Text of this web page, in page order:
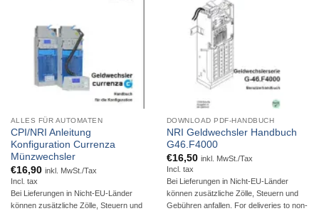
ALLES FÜR AUTOMATEN
CPI/NRI Anleitung
Konfiguration Currenza
Münzwechsler
€16,90 inkl. MwSt./Tax
Incl. tax
Bei Lieferungen in Nicht-EU-Länder
können zusätzliche Zölle, Steuern und
DOWNLOAD PDF-HANDBUCH
NRI Geldwechsler Handbuch
G46.F4000
€16,50 inkl. MwSt./Tax
Incl. tax
Bei Lieferungen in Nicht-EU-Länder
können zusätzliche Zölle, Steuern und
Gebühren anfallen. For deliveries to non-